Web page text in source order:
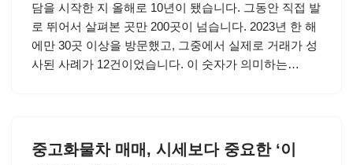
담을 시작한 지 올해로 10년이 됐습니다. 그동안 직접 발
로 뛰어서 살펴본 곳만 200곳이 넘습니다. 2023년 한 해
에만 30곳 이상을 방문했고, 그중에서 실제로 거래가 성
사된 사례가 12건이었습니다. 이 숫자가 의미하는…
중고화물차 매매, 시세보다 중요한 ‘이